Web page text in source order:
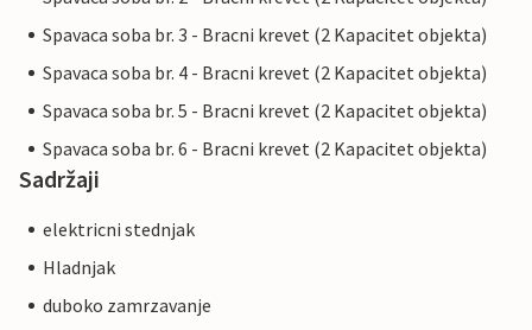
Spavaca soba br. 3 - Bracni krevet (2 Kapacitet objekta)
Spavaca soba br. 4 - Bracni krevet (2 Kapacitet objekta)
Spavaca soba br. 5 - Bracni krevet (2 Kapacitet objekta)
Spavaca soba br. 6 - Bracni krevet (2 Kapacitet objekta)
Sadržaji
elektricni stednjak
Hladnjak
duboko zamrzavanje